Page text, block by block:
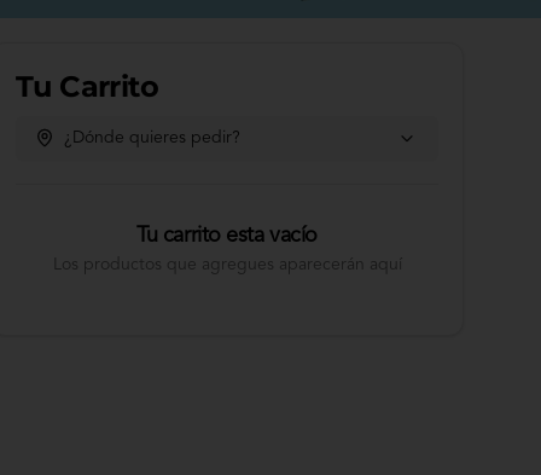
Tu Carrito
¿Dónde quieres pedir?
Tu carrito esta vacío
Los productos que agregues aparecerán aquí